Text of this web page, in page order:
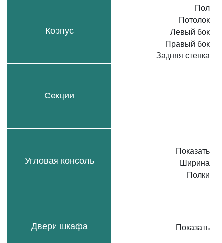
Корпус
Секции
Угловая консоль
Двери шкафа
Пол
Потолок
Левый бок
Правый бок
Задняя стенка
Показать
Ширина
Полки
Показать